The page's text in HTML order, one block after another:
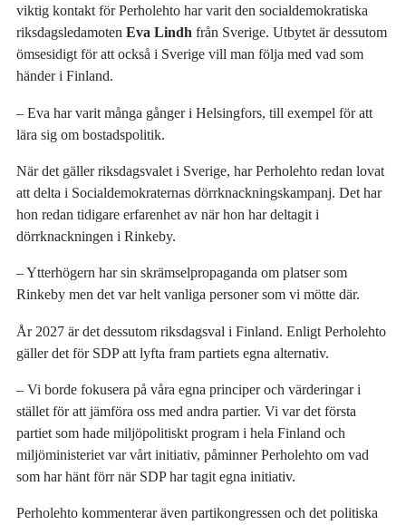
viktig kontakt för Perholehto har varit den socialdemokratiska
riksdagsledamotenEva Lindh från Sverige. Utbytet är dessutom
ömsesidigt för att också i Sverige vill man följa med vad som
händer i Finland.
– Eva har varit många gånger i Helsingfors, till exempel för att
lära sig om bostadspolitik.
När det gäller riksdagsvalet i Sverige, har Perholehto redan lovat
att delta i Socialdemokraternas dörrknackningskampanj. Det har
hon redan tidigare erfarenhet av när hon har deltagit i
dörrknackningen i Rinkeby.
– Ytterhögern har sin skrämselpropaganda om platser som
Rinkeby men det var helt vanliga personer som vi mötte där.
År 2027 är det dessutom riksdagsval i Finland. Enligt Perholehto
gäller det för SDP att lyfta fram partiets egna alternativ.
– Vi borde fokusera på våra egna principer och värderingar i
stället för att jämföra oss med andra partier. Vi var det första
partiet som hade miljöpolitiskt program i hela Finland och
miljöministeriet var vårt initiativ, påminner Perholehto om vad
som har hänt förr när SDP har tagit egna initiativ.
Perholehto kommenterar även partikongressen och det politiska